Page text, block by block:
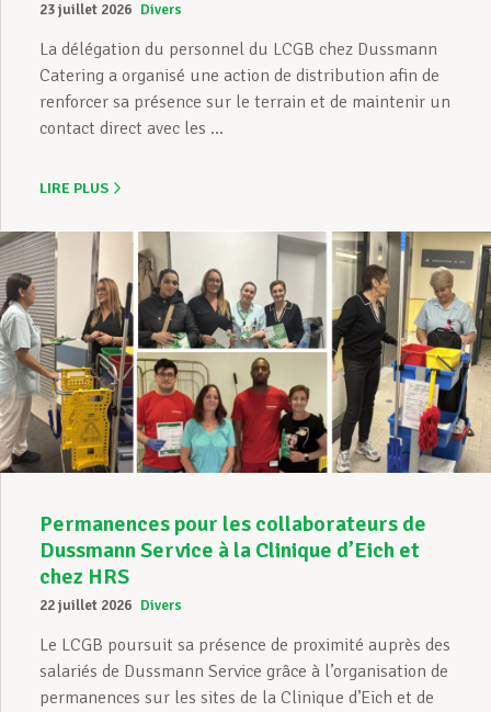
23 juillet 2026 Divers
La délégation du personnel du LCGB chez Dussmann
Catering a organisé une action de distribution afin de
renforcer sa présence sur le terrain et de maintenir un
contact direct avec les ...
LIRE PLUS
Permanences pour les collaborateurs de
Dussmann Service à la Clinique d’Eich et
chez HRS
22 juillet 2026 Divers
Le LCGB poursuit sa présence de proximité auprès des
salariés de Dussmann Service grâce à l’organisation de
permanences sur les sites de la Clinique d’Eich et de